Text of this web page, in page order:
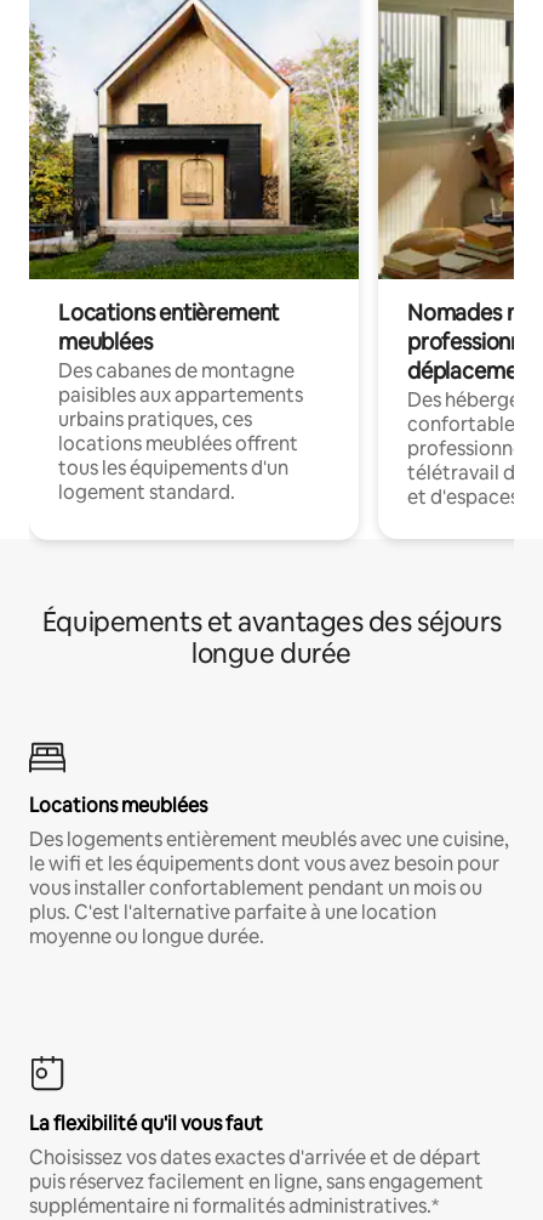
Locations entièrement
meublées
Des cabanes de montagne
paisibles aux appartements
urbains pratiques, ces
locations meublées offrent
tous les équipements d'un
logement standard.
Nomades
déplacement
Des
confortables
professionnels
télétravail
et d'espaces
Équipements et avantages des séjours
longue durée
Locations meublées
Des logements entièrement meublés avec une cuisine,
le wifi et les équipements dont vous avez besoin pour
vous installer confortablement pendant un mois ou
plus. C'est l'alternative parfaite à une location
moyenne ou longue durée.
La flexibilité qu'il vous faut
Choisissez vos dates exactes d'arrivée et de départ
puis réservez facilement en ligne, sans engagement
supplémentaire ni formalités administratives.*